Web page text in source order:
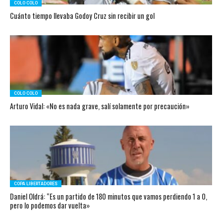
COLO COLO
Cuánto tiempo llevaba Godoy Cruz sin recibir un gol
COLO COLO
Arturo Vidal: «No es nada grave, salí solamente por precaución»
COPA LIBERTADORES
Daniel Oldrá: “Es un partido de 180 minutos que vamos perdiendo 1 a 0,
pero lo podemos dar vuelta»